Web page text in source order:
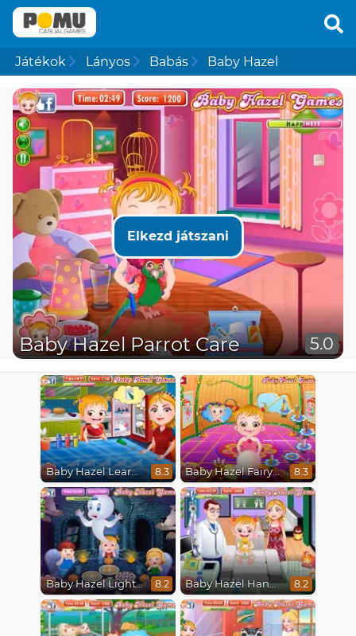
Játékok Lányos Babás Baby Hazel
Elkezd játszani
Baby Hazel Parrot Care 5.0
Baby Hazel Learns Colors 8.3 Baby Hazel Fairyland Ballet 8.3
Baby Hazel Lighthouse Adventure 8.2 Baby Hazel Hand Fracture 8.2